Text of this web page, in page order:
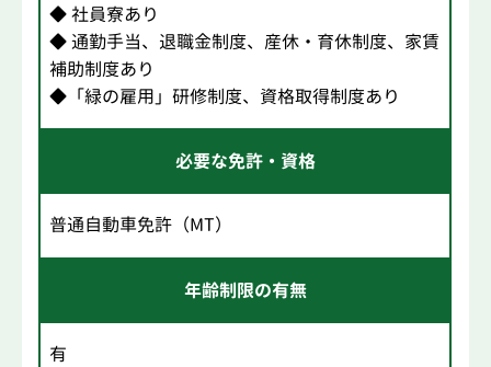
◆ 社員寮あり
◆ 通勤手当、退職金制度、産休・育休制度、家賃
補助制度あり
◆「緑の雇用」研修制度、資格取得制度あり
必要な免許・資格
普通自動車免許（MT）
年齢制限の有無
有